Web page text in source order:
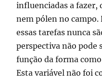
influenciadas a fazer,
nem pólen no campo.
essas tarefas nunca
perspectiva não pode
função da forma
Esta variável não foi